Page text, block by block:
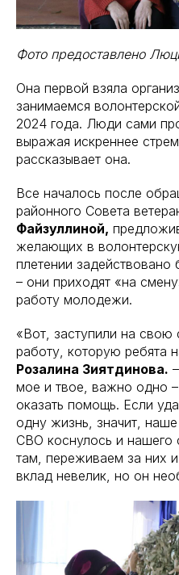
Фото предоставлено
Она первой взяла
занимаемся
2024 года. Люди сами
выражая искреннее
рассказывает она.
Все началось после
районного Совета
Файзуллиной,
желающих в
плетении задействовано
– они приходят «на
работу молодежи.
«Вот, заступили на
работу, которую ребята
Розалина Зиятдинова.
мое и твое, важно одно
оказать помощь. Если
одну жизнь, значит,
СВО коснулось и нашего
там, переживаем за них
вклад невелик, но он